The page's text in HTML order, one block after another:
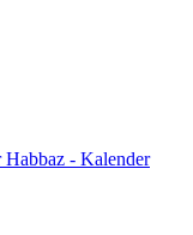
- Kalender